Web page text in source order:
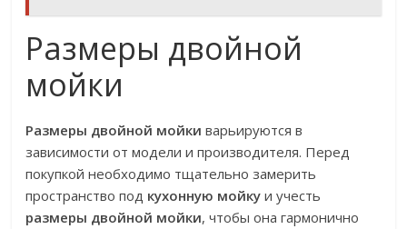
Размеры двойной
мойки
Размеры двойной мойки варьируются в
зависимости от модели и производителя. Перед
покупкой необходимо тщательно замерить
пространство под кухонную мойку и учесть
размеры двойной мойки, чтобы она гармонично